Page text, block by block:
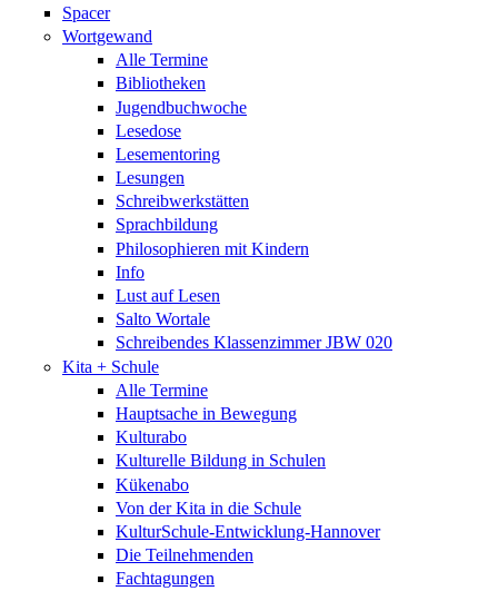
Spacer
Wortgewand
Alle Termine
Bibliotheken
Jugendbuchwoche
Lesedose
Lesementoring
Lesungen
Schreibwerkstätten
Sprachbildung
Philosophieren mit Kindern
Info
Lust auf Lesen
Salto Wortale
Schreibendes Klassenzimmer JBW 020
Kita + Schule
Alle Termine
Hauptsache in Bewegung
Kulturabo
Kulturelle Bildung in Schulen
Kükenabo
Von der Kita in die Schule
KulturSchule-Entwicklung-Hannover
Die Teilnehmenden
Fachtagungen